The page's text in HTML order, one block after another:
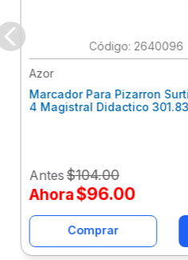
: 2640096
Azor
Marcador Para Pizarron
4 Magistral Didactico
Antes$104.00
Ahora$96.00
Comprar